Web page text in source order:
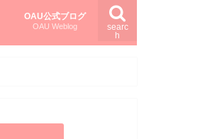
searc
h
OAU公式ブログ
OAU Weblog